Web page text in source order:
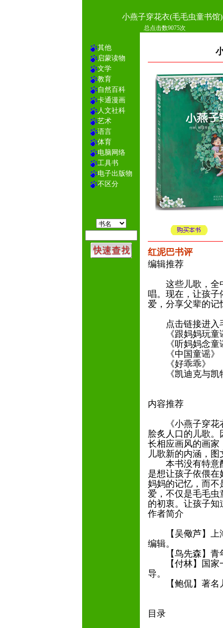
小燕子穿花衣(毛毛虫童书馆)
总点击数9075次
其他
启蒙读物
文学
教育
自然百科
卡通漫画
人文社科
艺术
语言
体育
电脑网络
工具书
电子出版物
不区分
红泥巴书评
编辑推荐
这些儿歌，全中
唱。现在，让孩子
爱，分享父辈的
点击链接进入
《跟妈妈玩童
《听妈妈念童
《中国童谣
《好乖乖》
《凯迪克与凯
内容推荐
《小燕子穿花衣
脍炙人口的儿歌
长相应画风的画家
儿歌新的内涵，
本书没有特意配
是想让孩子依偎
妈妈的记忆，而不
爱，不仅是毛毛虫
的初衷。让孩子
作者简介
【吴儆芦】上海
编辑。
【鸟先森】青
【付林】国家一
导。
【鲍侃】著名
目录